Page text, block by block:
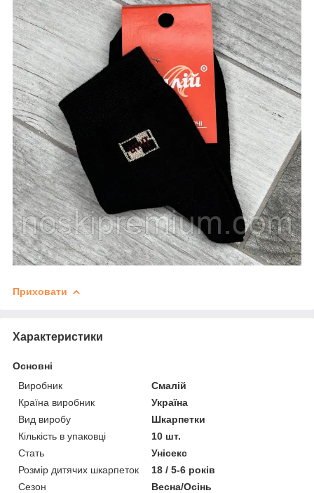
Приховати
Характеристики
Основні
Виробник
Смалій
Країна виробник
Україна
Вид виробу
Шкарпетки
Кількість в упаковці
10 шт.
Стать
Унісекс
Розмір дитячих шкарпеток
18 / 5-6 років
Сезон
Весна/Осінь